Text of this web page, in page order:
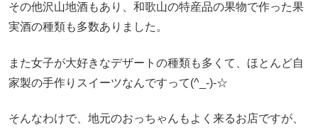
その他沢山地酒もあり、和歌山の特産品の果物で作った果
実酒の種類も多数ありました。
また女子が大好きなデザートの種類も多くて、ほとんど自
家製の手作りスイーツなんですって(^_-)-☆
そんなわけで、地元のおっちゃんもよく来るお店ですが、